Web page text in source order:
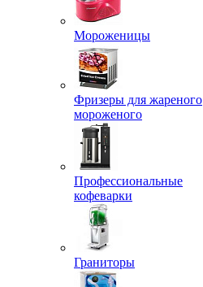
Мороженицы
Фризеры для жареного
мороженого
Профессиональные
кофеварки
Граниторы